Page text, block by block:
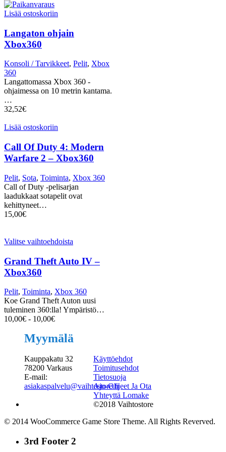
Lisää ostoskoriin
Langaton ohjain
Xbox360
Konsoli / Tarvikkeet, Pelit, Xbox
360
Langattomassa Xbox 360 -
ohjaimessa on 10 metrin kantama.
…
32,52€
Lisää ostoskoriin
Call Of Duty 4: Modern
Warfare 2 – Xbox360
Pelit, Sota, Toiminta, Xbox 360
Call of Duty -pelisarjan
laadukkaat sotapelit ovat
kehittyneet…
15,00€
Valitse vaihtoehdoista
Grand Theft Auto IV –
Xbox360
Pelit, Toiminta, Xbox 360
Koe Grand Theft Auton uusi
tuleminen 360:lla! Ympäristö…
10,00€ - 10,00€
Myymälä
Kauppakatu 32
78200 Varkaus
E-mail:
asiakaspalvelu@vaihtostore.fi
Käyttöehdot
Toimitusehdot
Tietosuoja
Ajo-Ohjeet Ja Ota
Yhteyttä Lomake
©2018 Vaihtostore
© 2014 WooCommerce Game Store Theme. All Rights Reverved.
3rd Footer 2